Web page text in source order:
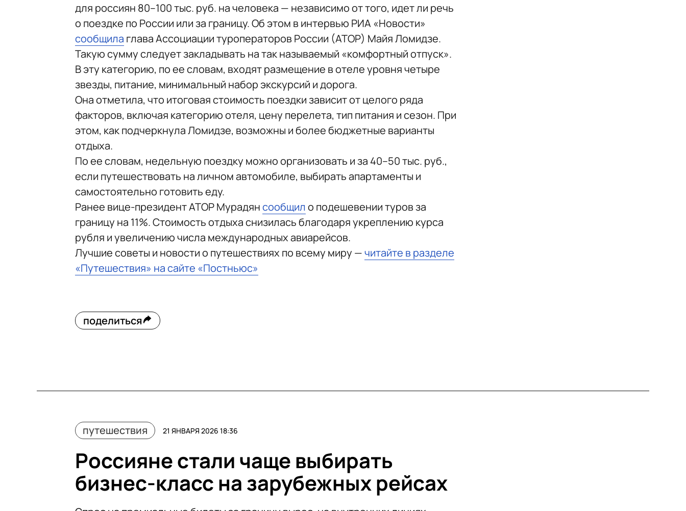
для россиян 80–100 тыс. руб. на человека — независимо от того, идет ли речь
о поездке по России или за границу. Об этом в интервью РИА «Новости»
сообщила глава Ассоциации туроператоров России (АТОР) Майя Ломидзе.
Такую сумму следует закладывать на так называемый «комфортный отпуск».
В эту категорию, по ее словам, входят размещение в отеле уровня четыре
звезды, питание, минимальный набор экскурсий и дорога.
Она отметила, что итоговая стоимость поездки зависит от целого ряда
факторов, включая категорию отеля, цену перелета, тип питания и сезон. При
этом, как подчеркнула Ломидзе, возможны и более бюджетные варианты
отдыха.
По ее словам, недельную поездку можно организовать и за 40–50 тыс. руб.,
если путешествовать на личном автомобиле, выбирать апартаменты и
самостоятельно готовить еду.
Ранее вице-президент АТОР Мурадянсообщило подешевении туров за
границу на 11%. Стоимость отдыха снизилась благодаря укреплению курса
рубля и увеличению числа международных авиарейсов.
Лучшие советы и новости о путешествиях по всему миру —читайте в разделе
«Путешествия» на сайте «Постньюс»
поделиться
путешествия 21 ЯНВАРЯ 2026 18:36
Россияне стали чаще выбирать
бизнес-класс на зарубежных рейсах